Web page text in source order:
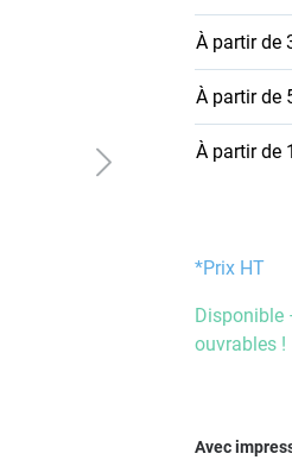
À partir de
À partir de
À partir de
*Prix HT
Disponible
ouvrables !
Avec